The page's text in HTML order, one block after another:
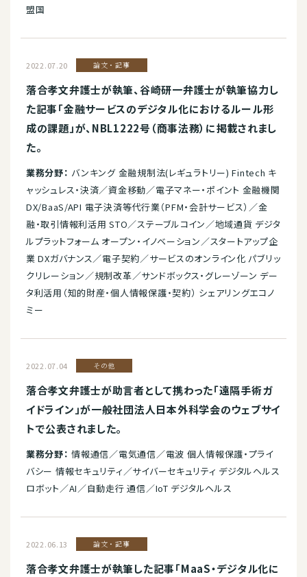
盟国
2022.07.20 論文・記事
落合孝文弁護士が執筆、谷崎研一弁護士が執筆協力し
た記事「金融サービスのデジタル化におけるルール形
成の課題」が、NBL1222号（商事法務）に掲載されまし
た。
業務分野： バンキング 金融規制法(レギュラトリー) Fintech キ
ャッシュレス・決済／資金移動／電子マネー・ポイント 金融機関
DX/BaaS/API 電子決済等代行業（PFM・会計サービス）／金
融・取引情報利活用 STO／ステーブルコイン／地域通貨 デジタ
ルプラットフォーム オープン・イノベーション／スタートアップ企
業 DXガバナンス／電子契約／サービスのオンライン化 パブリッ
クリレーション／規制改革／サンドボックス・グレーゾーン デー
タ利活用（知的財産・個人情報保護・契約） シェアリングエコノ
ミー
2022.07.04 その他
落合孝文弁護士が助言者として携わった「遠隔手術ガ
イドライン」が一般社団法人日本外科学会のウェブサイ
トで公表されました。
業務分野： 情報通信／電気通信／電波 個人情報保護・プライ
バシー 情報セキュリティ／サイバーセキュリティ デジタルヘルス
ロボット／AI／自動走行 通信／IoT デジタルヘルス
2022.06.13 論文・記事
落合孝文弁護士が執筆した記事「MaaS・デジタル化に